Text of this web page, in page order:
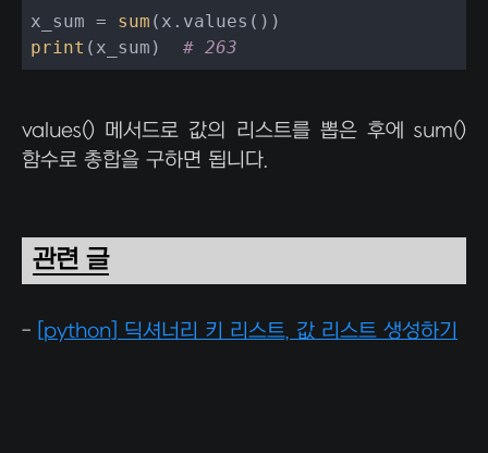
x_sum = sum
print (x_sum) # 263
values() 메서드로 값의 리스트를 뽑은 후에 sum()
함수로 총합을 구하면 됩니다.
관련 글
- [python] 딕셔너리 키 리스트, 값 리스트 생성하기